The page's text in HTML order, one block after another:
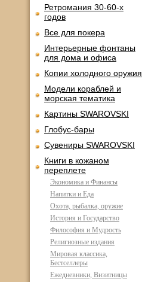
Ретромания 30-60-х
годов
Все для покера
Интерьерные фонтаны
для дома и офиса
Копии холодного оружия
Модели кораблей и
морская тематика
Картины SWAROVSKI
Глобус-бары
Сувениры SWAROVSKI
Книги в кожаном
переплете
Экономика и Финансы
Напитки и Еда
Охота, рыбалка, оружие
История и Государство
Философия и Мудрость
Религиозные издания
Мировая классика,
Бестселлеры
Ежедневники, Визитницы